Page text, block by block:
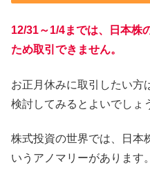
12/31～1/4までは、日本株
ため取引できません。
お正月休みに取引したい方
検討してみるとよいでしょ
株式投資の世界では、日本
いうアノマリーがあります。